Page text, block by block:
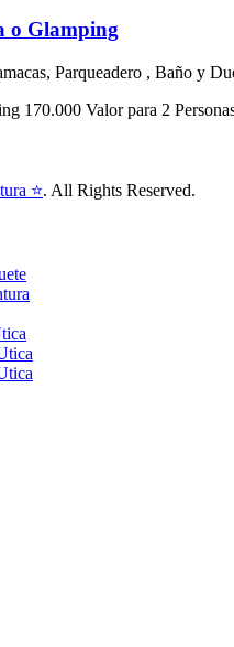
o Glamping
Parqueadero , Baño y
170.000 Valor para 2
⭐. All Rights Reserved.